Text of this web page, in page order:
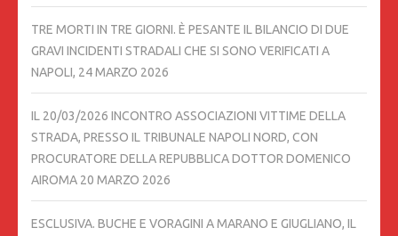
TRE MORTI IN TRE GIORNI. È PESANTE IL BILANCIO DI DUE
GRAVI INCIDENTI STRADALI CHE SI SONO VERIFICATI A
NAPOLI, 24 MARZO 2026
IL 20/03/2026 INCONTRO ASSOCIAZIONI VITTIME DELLA
STRADA, PRESSO IL TRIBUNALE NAPOLI NORD, CON
PROCURATORE DELLA REPUBBLICA DOTTOR DOMENICO
AIROMA 20 MARZO 2026
ESCLUSIVA. BUCHE E VORAGINI A MARANO E GIUGLIANO, IL